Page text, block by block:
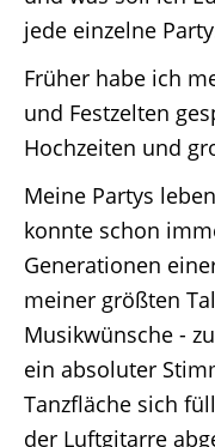
jede einzelne
Früher habe ich
und Festzelten
Hochzeiten und
Meine Partys
konnte schon
Generationen
meiner größten
Musikwünsche -
ein absoluter
Tanzfläche sich
der Luftgitarre